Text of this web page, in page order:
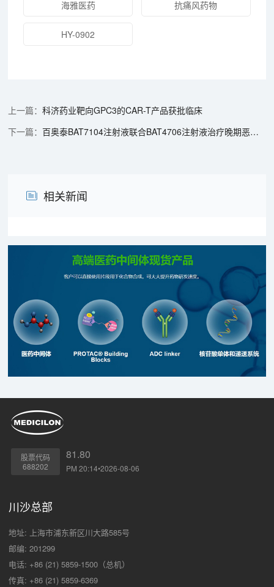
海雅医药 抗痛风药物
HY-0902
科济药业靶向GPC3的CAR-T产品获批临床
百奥泰BAT7104注射液联合BAT4706注射液治疗晚期恶性肿瘤获药物获批临床
相关新闻
股票代码
688202
81.80
PM 20:14•2026-08-06
川沙总部
地址: 上海市浦东新区川大路585号
邮编: 201299
电话: +86 (21) 5859-1500（总机）
传真: +86 (21) 5859-6369